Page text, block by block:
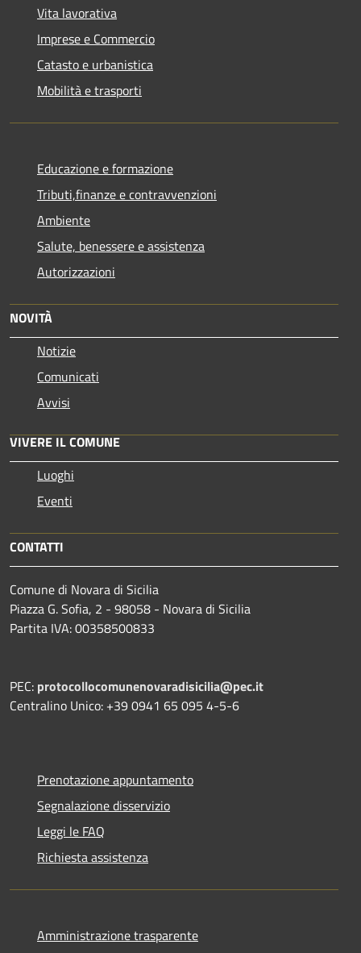
Vita lavorativa
Imprese e Commercio
Catasto e urbanistica
Mobilità e trasporti
Educazione e formazione
Tributi,finanze e contravvenzioni
Ambiente
Salute, benessere e assistenza
Autorizzazioni
NOVITÀ
Notizie
Comunicati
Avvisi
VIVERE IL COMUNE
Luoghi
Eventi
CONTATTI
Comune di Novara di Sicilia
Piazza G. Sofia, 2 - 98058 - Novara di Sicilia
Partita IVA: 00358500833
PEC: protocollocomunenovaradisicilia@pec.it
Centralino Unico: +39 0941 65 095 4-5-6
Prenotazione appuntamento
Segnalazione disservizio
Leggi le FAQ
Richiesta assistenza
Amministrazione trasparente